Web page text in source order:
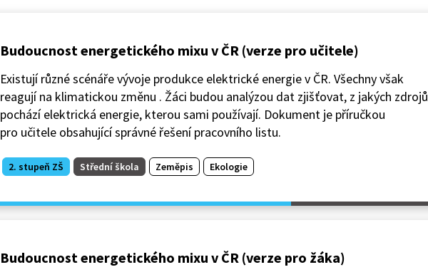
Budoucnost energetického mixu v ČR (verze pro učitele)
Existují různé scénáře vývoje produkce elektrické energie v ČR. Všechny však
reagují na klimatickou změnu . Žáci budou analýzou dat zjišťovat, z jakých zdrojů
pochází elektrická energie, kterou sami používají. Dokument je příručkou
pro učitele obsahující správné řešení pracovního listu.
2. stupeň ZŠ Střední škola Zeměpis Ekologie
Budoucnost energetického mixu v ČR (verze pro žáka)